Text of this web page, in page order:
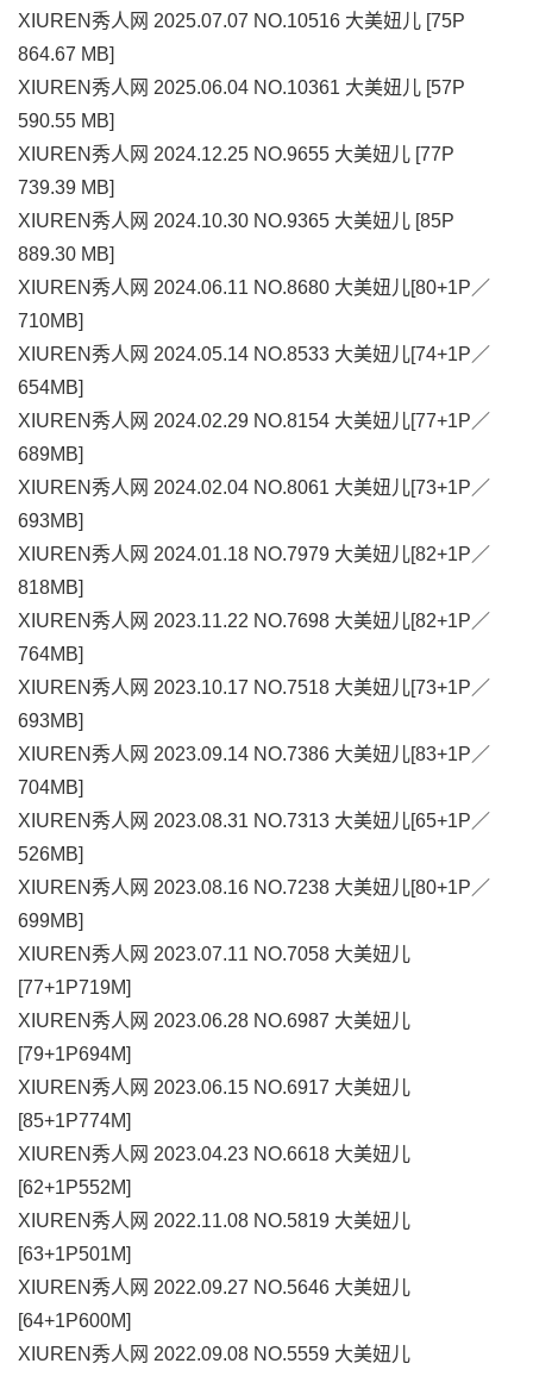
XIUREN秀人网 2025.07.07 NO.10516 大美妞儿 [75P
864.67 MB]
XIUREN秀人网 2025.06.04 NO.10361 大美妞儿 [57P
590.55 MB]
XIUREN秀人网 2024.12.25 NO.9655 大美妞儿 [77P
739.39 MB]
XIUREN秀人网 2024.10.30 NO.9365 大美妞儿 [85P
889.30 MB]
XIUREN秀人网 2024.06.11 NO.8680 大美妞儿[80+1P／
710MB]
XIUREN秀人网 2024.05.14 NO.8533 大美妞儿[74+1P／
654MB]
XIUREN秀人网 2024.02.29 NO.8154 大美妞儿[77+1P／
689MB]
XIUREN秀人网 2024.02.04 NO.8061 大美妞儿[73+1P／
693MB]
XIUREN秀人网 2024.01.18 NO.7979 大美妞儿[82+1P／
818MB]
XIUREN秀人网 2023.11.22 NO.7698 大美妞儿[82+1P／
764MB]
XIUREN秀人网 2023.10.17 NO.7518 大美妞儿[73+1P／
693MB]
XIUREN秀人网 2023.09.14 NO.7386 大美妞儿[83+1P／
704MB]
XIUREN秀人网 2023.08.31 NO.7313 大美妞儿[65+1P／
526MB]
XIUREN秀人网 2023.08.16 NO.7238 大美妞儿[80+1P／
699MB]
XIUREN秀人网 2023.07.11 NO.7058 大美妞儿
[77+1P719M]
XIUREN秀人网 2023.06.28 NO.6987 大美妞儿
[79+1P694M]
XIUREN秀人网 2023.06.15 NO.6917 大美妞儿
[85+1P774M]
XIUREN秀人网 2023.04.23 NO.6618 大美妞儿
[62+1P552M]
XIUREN秀人网 2022.11.08 NO.5819 大美妞儿
[63+1P501M]
XIUREN秀人网 2022.09.27 NO.5646 大美妞儿
[64+1P600M]
XIUREN秀人网 2022.09.08 NO.5559 大美妞儿